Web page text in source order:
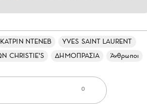
ΚΑΤΡΙΝ ΝΤΕΝΕΒ
YVES SAINT LAURENT
CHRISTIE'S
ΔΗΜΟΠΡΑΣΙΑ Άνθρωποι
0